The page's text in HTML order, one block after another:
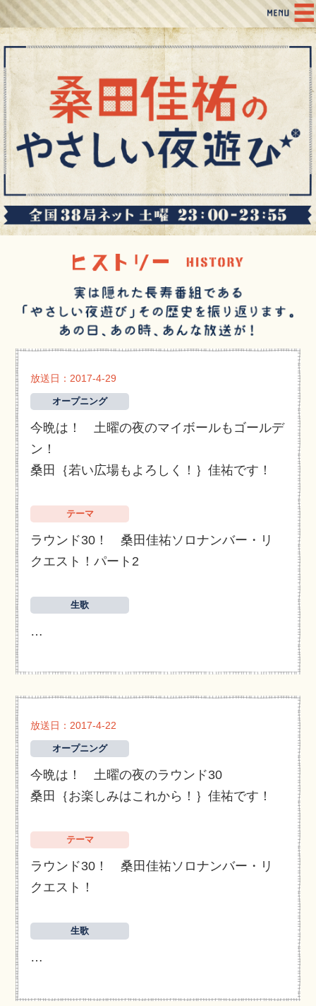
放送日：2017-4-29
オープニング
今晩は！ 土曜の夜のマイボールもゴールデ
ン！
桑田｛若い広場もよろしく！｝佳祐です！
テーマ
ラウンド30！ 桑田佳祐ソロナンバー・リ
クエスト！パート2
生歌
…
放送日：2017-4-22
オープニング
今晩は！ 土曜の夜のラウンド30
桑田｛お楽しみはこれから！｝佳祐です！
テーマ
ラウンド30！ 桑田佳祐ソロナンバー・リ
クエスト！
生歌
…